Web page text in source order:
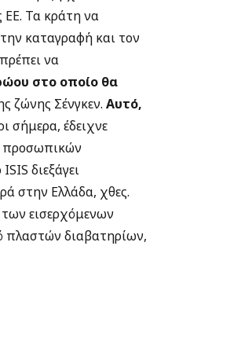
ΕΕ. Τα κράτη να
καταγραφή και τον
να
στο οποίο θα
ζώνης Σένγκεν. Αυτό,
σήμερα, έδειχνε
προσωπικών
διεξάγει
στην Ελλάδα, χθες.
εισερχόμενων
πλαστών διαβατηρίων,